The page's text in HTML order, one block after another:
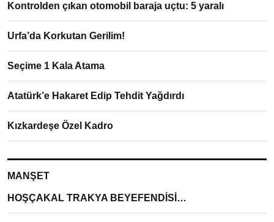
Kontrolden çıkan otomobil baraja uçtu: 5 yaralı
Urfa’da Korkutan Gerilim!
Seçime 1 Kala Atama
Atatürk’e Hakaret Edip Tehdit Yağdırdı
Kızkardeşe Özel Kadro
MANŞET
HOŞÇAKAL TRAKYA BEYEFENDİSİ…